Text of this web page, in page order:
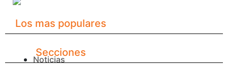
Los mas populares
Secciones
Noticias